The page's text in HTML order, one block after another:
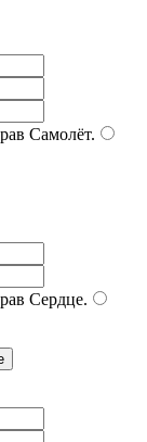
Самолёт.
Сердце.